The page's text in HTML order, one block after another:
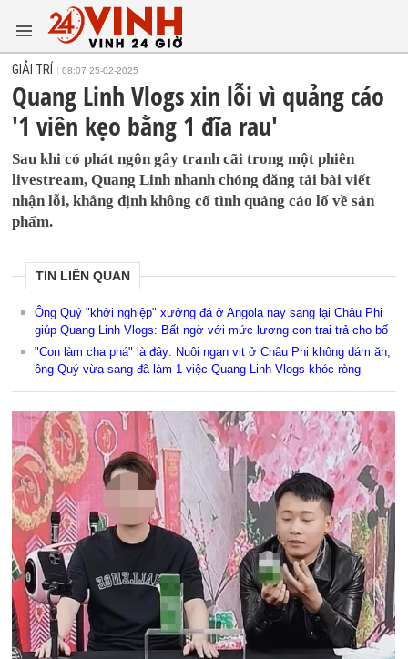
GIẢI TRÍ 08:07 25-02-2025
Quang Linh Vlogs xin lỗi vì quảng cáo
'1 viên kẹo bằng 1 đĩa rau'
Sau khi có phát ngôn gây tranh cãi trong một phiên
livestream, Quang Linh nhanh chóng đăng tải bài viết
nhận lỗi, khẳng định không cố tình quảng cáo lố về sản
phẩm.
TIN LIÊN QUAN
Ông Quý "khởi nghiệp" xưởng đá ở Angola nay sang lại Châu Phi
giúp Quang Linh Vlogs: Bất ngờ với mức lương con trai trả cho bố
"Con làm cha phá" là đây: Nuôi ngan vịt ở Châu Phi không dám ăn,
ông Quý vừa sang đã làm 1 việc Quang Linh Vlogs khóc ròng